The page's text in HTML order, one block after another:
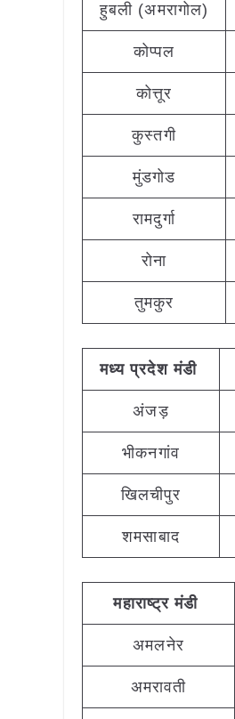
हुबली (अमरागोल)
कोप्पल
कोत्तूर
कुस्तगी
मुंडगोड
रामदुर्गा
रोना
तुमकुर
मध्य प्रदेश मंडी
अंजड़
भीकनगांव
खिलचीपुर
शमसाबाद
महाराष्ट्र मंडी
अमलनेर
अमरावती